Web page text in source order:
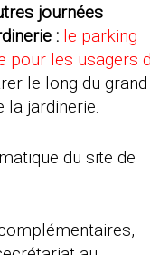
journées
: le parking
pour les usagers
le long du grand
jardinerie.
du site de